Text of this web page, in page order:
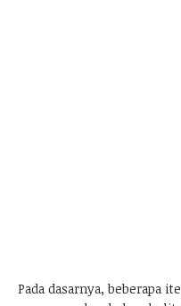
Pada dasarnya, beberapa